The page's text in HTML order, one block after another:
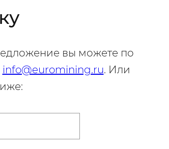
вы можете по
info@euromining.ru. Или